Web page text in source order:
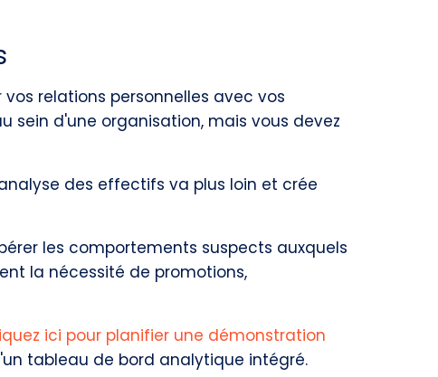
relations personnelles avec vos
sein d'une organisation, mais vous devez
des effectifs va plus loin et crée
les comportements suspects auxquels
la nécessité de promotions,
ici pour planifier une démonstration
tableau de bord analytique intégré.